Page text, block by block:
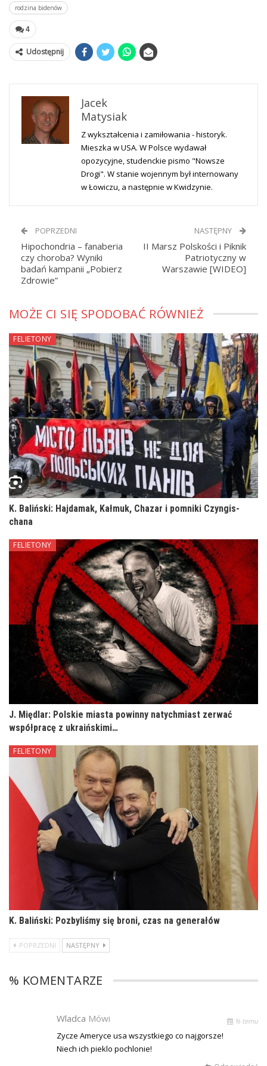
rodzina bidenów
4
Udostępnij
Jacek
Matysiak
Z wykształcenia i zamiłowania - historyk.
Mieszka w USA. W Polsce wydawał
opozycyjne, studenckie pismo "Nowsze
Drogi". W stanie wojennym był internowany
w Łowiczu, a następnie w Kwidzynie.
POPRZEDNI
Hipochondria – fanaberia
czy choroba? Wyniki
badań kampanii „Pobierz
Zdrowie”
NASTĘPNY
II Marsz Polskości i Piknik
Patriotyczny w
Warszawie [WIDEO]
MOŻE CI SIĘ SPODOBAĆ RÓWNIEŻ
FELIETONY
K. Baliński: Hajdamak, Kałmuk, Chazar i pomniki Czyngis-
chana
FELIETONY
J. Międlar: Polskie miasta powinny natychmiast zerwać
współpracę z ukraińskimi…
FELIETONY
K. Baliński: Pozbyliśmy się broni, czas na generałów
POPRZEDNI NASTĘPNY
% KOMENTARZE
Wladca Mówi % temu
Zycze Ameryce usa wszystkiego co najgorsze!
Niech ich pieklo pochlonie!